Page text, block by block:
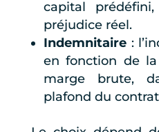
capital
préjudice réel.
Indemnitaire:
en fonction de
marge brute,
plafond du